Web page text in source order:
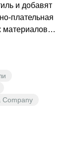
и добавят
материалов
Вы
Company